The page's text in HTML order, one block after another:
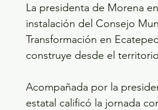
La presidenta de Morena
instalación del Consejo
Transformación en
construye desde el
Acompañada por la
estatal calificó la jornada